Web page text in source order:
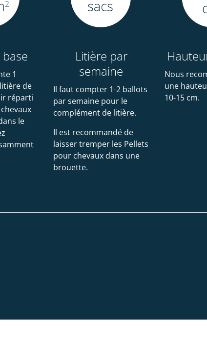
1
de
réparti
le
Litière par
semaine
Il faut compter 1-2 ballots
par semaine pour le
complément de litière.
Il est recommandé de
laisser tremper les Pellets
pour chevaux dans une
brouette.
Nous
une
10-15 cm.